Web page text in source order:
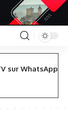
sur WhatsApp